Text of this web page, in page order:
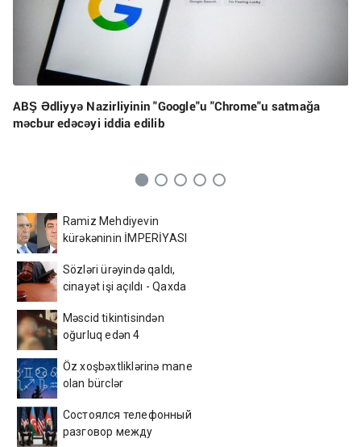
ABŞ Ədliyyə Nazirliyinin "Google"u "Chrome"u satmağa
məcbur edəcəyi iddia edilib
Ramiz Mehdiyevin
kürəkəninin İMPERİYASI
mərkəzində yandırılan
arxivlər və... - ŞOK
Sözləri ürəyində qaldı,
cinayət işi açıldı - Qaxda
Məscid tikintisindən
oğurluq edən 4
Foto
Öz xoşbəxtliklərinə mane
olan bürclər
Состоялся телефонный
разговор между